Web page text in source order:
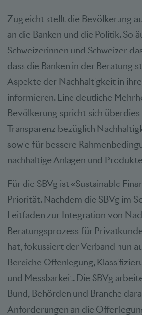
Zugleicht stellt die Bevölkerung
an die Banken und die Politik. So
Schweizerinnen und Schweizer
dass die Banken in der Beratung
Aspekte der Nachhaltigkeit in
informieren. Eine deutliche
Bevölkerung spricht sich
Transparenz bezüglich
sowie für bessere
nachhaltige Anlagen und
Für die SBVg ist «Sustainable
Priorität. Nachdem die SBVg im
Leitfaden zur Integration von
Beratungsprozess für
hat, fokussiert der Verband nun
Bereiche Offenlegung,
und Messbarkeit. Die SBVg
Bund, Behörden und Branche
Anforderungen an die